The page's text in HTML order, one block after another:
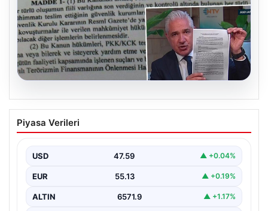
Süreç yasası teklifi tamamlandı. İşte
madde madde kanun teklifi ve
Piyasa Verileri
USD 47.59 ▲ +0.04%
EUR 55.13 ▲ +0.19%
ALTIN 6571.9 ▲ +1.17%